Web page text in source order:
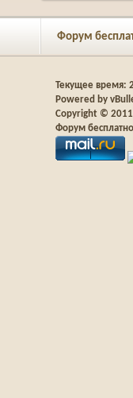
Форум
Текущее время:
Powered by
Copyright ©
Форум